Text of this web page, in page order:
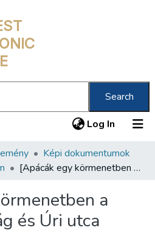
Search
Log In (current)
Képi dokumentumok
[Apácák egy körmenetben a Szentháromság és Úri utca sarkán]
a
és Úri utca